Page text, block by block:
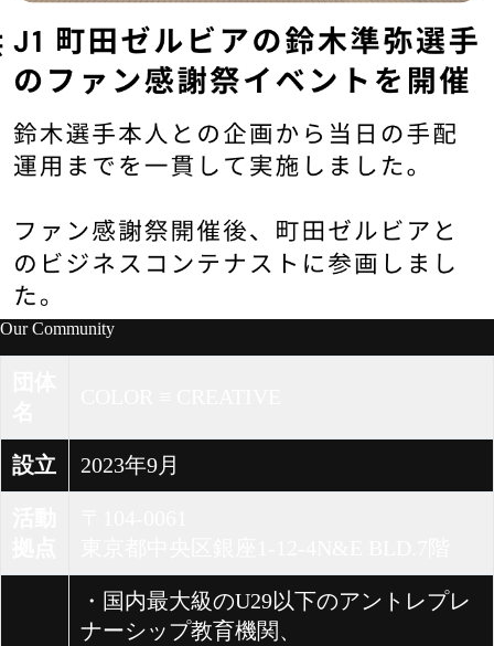
Our Community
設立 2023年9月
・国内最大級のU29以下のアントレプレ
ナーシップ教育機関、